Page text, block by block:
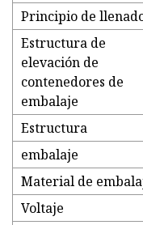
Principio de
Estructura de
elevación de
contenedores de
embalaje
Estructura
embalaje
Material de
Voltaje